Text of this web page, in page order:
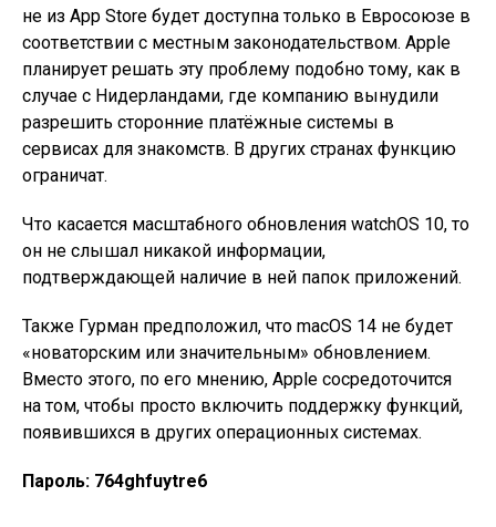
не из App Store будет доступна только в Евросоюзе в
соответствии с местным законодательством. Apple
планирует решать эту проблему подобно тому, как в
случае с Нидерландами, где компанию вынудили
разрешить сторонние платёжные системы в
сервисах для знакомств. В других странах функцию
ограничат.
Что касается масштабного обновления watchOS 10, то
он не слышал никакой информации,
подтверждающей наличие в ней папок приложений.
Также Гурман предположил, что macOS 14 не будет
«новаторским или значительным» обновлением.
Вместо этого, по его мнению, Apple сосредоточится
на том, чтобы просто включить поддержку функций,
появившихся в других операционных системах.
Пароль: 764ghfuytre6